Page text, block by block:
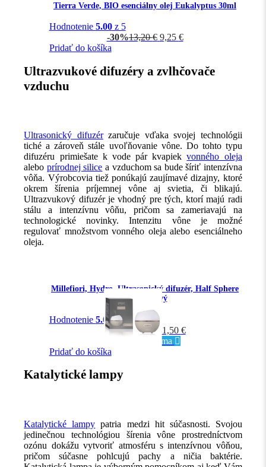
Tierra Verde, BIO esenciálny olej Eukalyptus 30ml
Hodnotenie 5.00z 5
-30%13,20€ 9,25 €
Pridať do košíka
Ultrazvukové difuzéry a zvlhčovače
vzduchu
Ultrasonický difuzérzaručuje vďaka svojej technológii
tiché a zároveň stále uvoľňovanie vône. Do tohto typu
difuzéru primiešate k vode pár kvapiekvonného oleja
alebo prírodnej silice a vzduchom sa bude šíriť intenzívna
vôňa. Výrobcovia tiež ponúkajú zaujímavé dizajny, ktoré
okrem šírenia príjemnej vône aj svietia, či blikajú.
Ultrazvukový difuzér je vhodný pre tých, ktorí majú radi
stálu a intenzívnu vôňu, pričom sa zameriavajú na
technologické novinky. Intenzitu vône je možné
regulovať množstvom vonného oleja alebo esenciálneho
oleja.
Millefiori, Hydro, Ultrasonický difuzér, Half Sphere
bielo-béžový
Hodnotenie 5.00z 5
-30%59,30€ 41,50 €
Doprava zdarma
Pridať do košíka
Katalytické lampy
Katalytické lampy patria medzi hit súčasnosti. Svojou
jedinečnou technológiou šírenia vône prostredníctvom
ozónu dokážu vytvoriť atmosféru s intenzívnou vôňou,
pričom súčasne pohlcujú pachy a ničia baktérie.